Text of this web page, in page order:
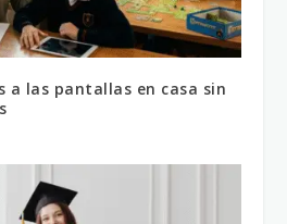
a las pantallas en casa sin